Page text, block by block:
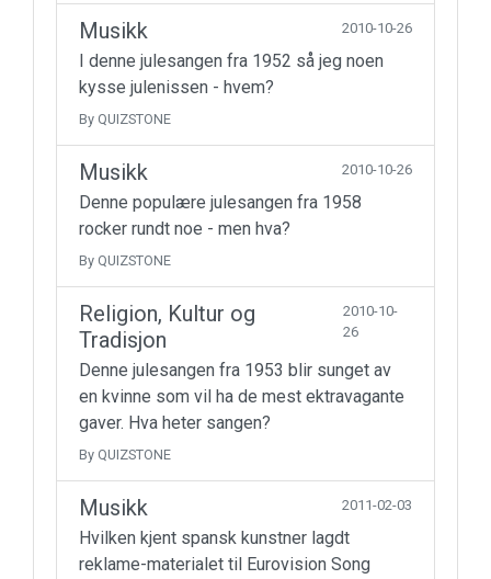
Musikk 2010-10-26
I denne julesangen fra 1952 så jeg noen
kysse julenissen - hvem?
By QUIZSTONE
Musikk 2010-10-26
Denne populære julesangen fra 1958
rocker rundt noe - men hva?
By QUIZSTONE
Religion, Kultur og
Tradisjon
2010-10-
26
Denne julesangen fra 1953 blir sunget av
en kvinne som vil ha de mest ektravagante
gaver. Hva heter sangen?
By QUIZSTONE
Musikk 2011-02-03
Hvilken kjent spansk kunstner lagdt
reklame-materialet til Eurovision Song